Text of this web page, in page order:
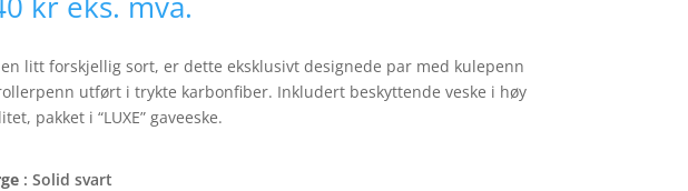
en litt forskjellig sort, er dette eksklusivt designede par med kulepenn
utført i trykte karbonfiber. Inkludert beskyttende veske i høy
pakket i “LUXE” gaveeske.
: Solid svart